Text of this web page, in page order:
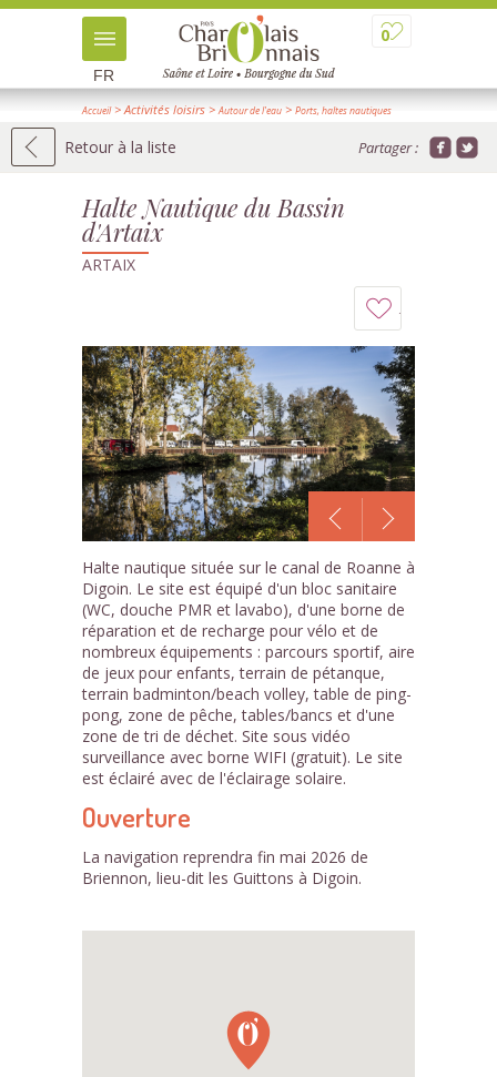
0
FR
Accueil> Activités loisirs >Autour de l'eau > Ports, haltes nautiques
Retour à la liste Partager :
Halte Nautique du Bassin
d'Artaix
ARTAIX
à
mon
carnet
1 /1
Halte nautique située sur le canal de Roanne à
Digoin. Le site est équipé d'un bloc sanitaire
(WC, douche PMR et lavabo), d'une borne de
réparation et de recharge pour vélo et de
nombreux équipements : parcours sportif, aire
de jeux pour enfants, terrain de pétanque,
terrain badminton/beach volley, table de ping-
pong, zone de pêche, tables/bancs et d'une
zone de tri de déchet. Site sous vidéo
surveillance avec borne WIFI (gratuit). Le site
est éclairé avec de l'éclairage solaire.
Ouverture
La navigation reprendra fin mai 2026 de
Briennon, lieu-dit les Guittons à Digoin.